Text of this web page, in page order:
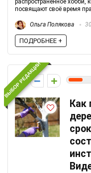
посвящают своё время
Ольга Полякова
ПОДРОБНЕЕ +
ВЫБОР РЕДАКЦИИ
1
Как